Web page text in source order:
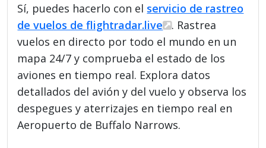
Sí, puedes hacerlo con el servicio de rastreo
de vuelos de flightradar.live
. Rastrea
vuelos en directo por todo el mundo en un
mapa 24/7 y comprueba el estado de los
aviones en tiempo real. Explora datos
detallados del avión y del vuelo y observa los
despegues y aterrizajes en tiempo real en
Aeropuerto de Buffalo Narrows.